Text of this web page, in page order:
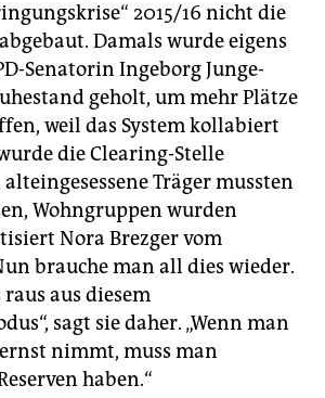
2015/16 nicht die
Damals wurde eigens
Senatorin Ingeborg Junge-
geholt, um mehr Plätze
weil das System kollabiert
die Clearing-Stelle
Träger mussten
Wohngruppen wurden
Nora Brezger vom
brauche man all dies wieder.
raus aus diesem
sagt sie daher. „Wenn man
nimmt, muss man
haben.“